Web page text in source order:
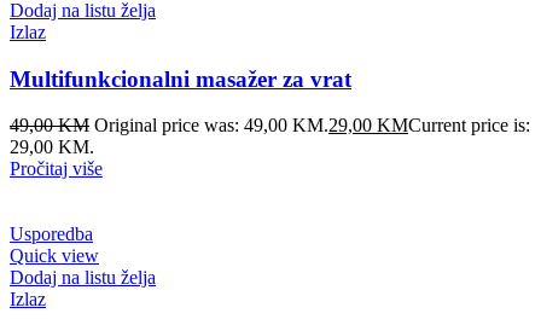
Dodaj na listu želja
Izlaz
Multifunkcionalni masažer za vrat
49,00KM Original price was: 49,00 KM.29,00 KMCurrent price is:
29,00 KM.
Pročitaj više
Usporedba
Quick view
Dodaj na listu želja
Izlaz